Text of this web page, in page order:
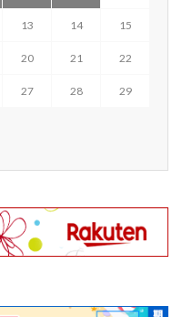
13 14 15
20 21 22
27 28 29